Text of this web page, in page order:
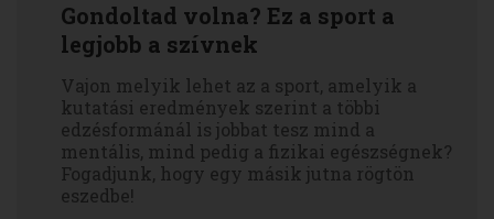
Gondoltad volna? Ez a sport a
legjobb a szívnek
Vajon melyik lehet az a sport, amelyik a
kutatási eredmények szerint a többi
edzésformánál is jobbat tesz mind a
mentális, mind pedig a fizikai egészségnek?
Fogadjunk, hogy egy másik jutna rögtön
eszedbe!